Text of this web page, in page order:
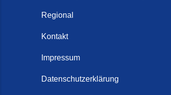
Regional
Kontakt
Impressum
Datenschutzerklärung